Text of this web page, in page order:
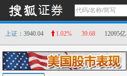
上证 ：3940.04 1.02% 39.68 12095亿